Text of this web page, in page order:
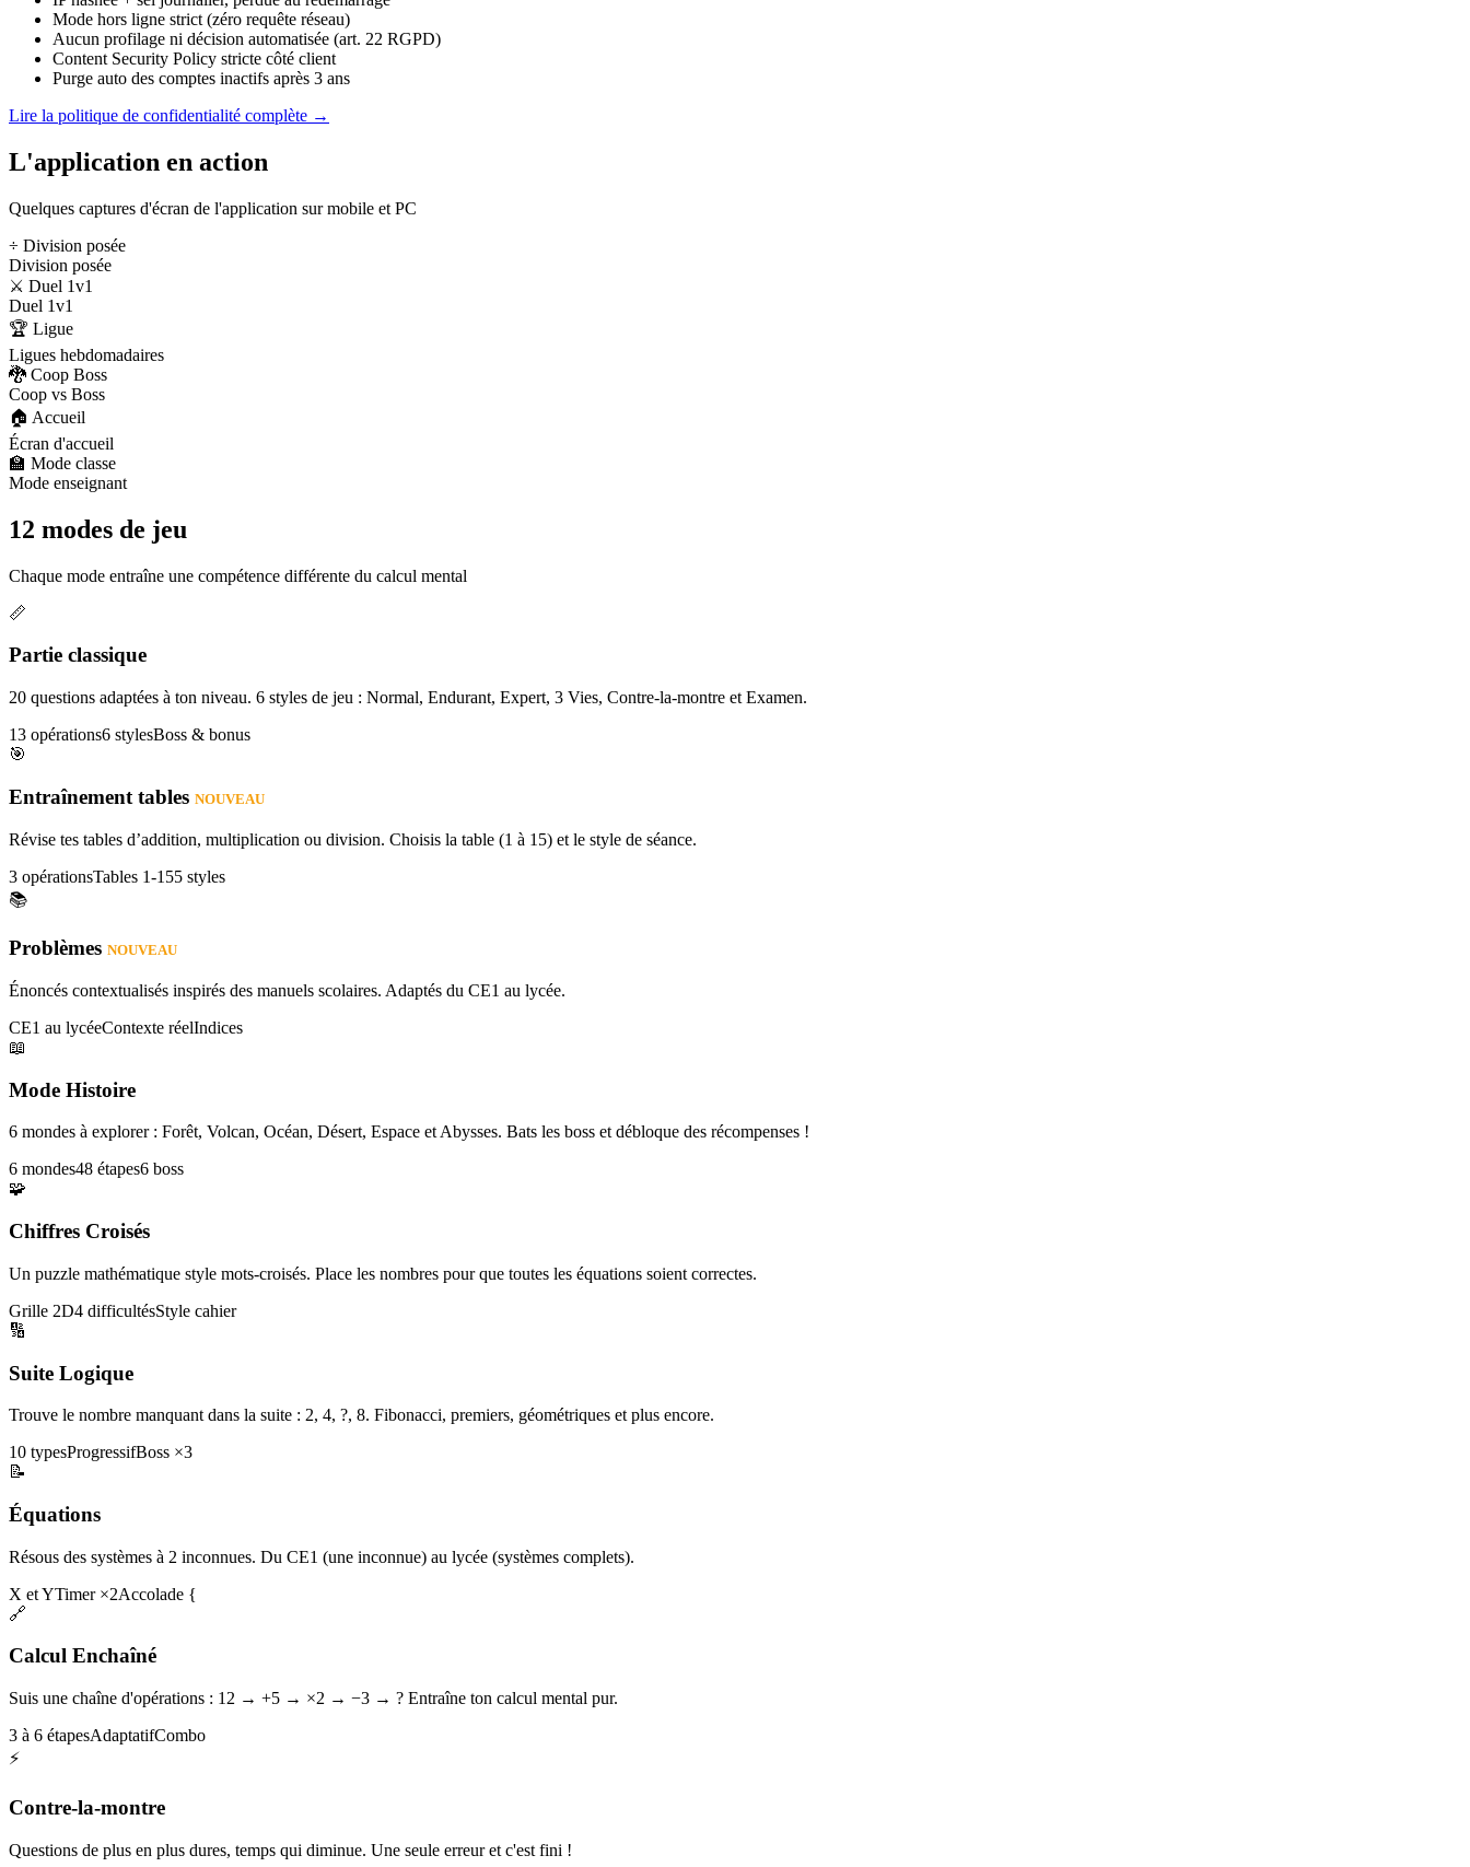
Mode hors ligne strict (zéro requête réseau)
Aucun profilage ni décision automatisée (art. 22 RGPD)
Content Security Policy stricte côté client
Purge auto des comptes inactifs après 3 ans
Lire la politique de confidentialité complète →
L'application en action
Quelques captures d'écran de l'application sur mobile et PC
÷ Division posée
Division posée
⚔️ Duel 1v1
Duel 1v1
🏆 Ligue
Ligues hebdomadaires
🐉 Coop Boss
Coop vs Boss
🏠 Accueil
Écran d'accueil
🏫 Mode classe
Mode enseignant
12 modes de jeu
Chaque mode entraîne une compétence différente du calcul mental
📏
Partie classique
20 questions adaptées à ton niveau. 6 styles de jeu : Normal, Endurant, Expert, 3 Vies, Contre-la-montre et Examen.
13 opérations6 stylesBoss & bonus
🎯
Entraînement tables NOUVEAU
Révise tes tables d’addition, multiplication ou division. Choisis la table (1 à 15) et le style de séance.
3 opérationsTables 1-155 styles
📚
Problèmes NOUVEAU
Énoncés contextualisés inspirés des manuels scolaires. Adaptés du CE1 au lycée.
CE1 au lycéeContexte réelIndices
📖
Mode Histoire
6 mondes à explorer : Forêt, Volcan, Océan, Désert, Espace et Abysses. Bats les boss et débloque des récompenses !
6 mondes48 étapes6 boss
🧩
Chiffres Croisés
Un puzzle mathématique style mots-croisés. Place les nombres pour que toutes les équations soient correctes.
Grille 2D4 difficultésStyle cahier
🔢
Suite Logique
Trouve le nombre manquant dans la suite : 2, 4, ?, 8. Fibonacci, premiers, géométriques et plus encore.
10 typesProgressifBoss ×3
📝
Équations
Résous des systèmes à 2 inconnues. Du CE1 (une inconnue) au lycée (systèmes complets).
X et YTimer ×2Accolade {
🔗
Calcul Enchaîné
Suis une chaîne d'opérations : 12 → +5 → ×2 → −3 → ? Entraîne ton calcul mental pur.
3 à 6 étapesAdaptatifCombo
⚡
Contre-la-montre
Questions de plus en plus dures, temps qui diminue. Une seule erreur et c'est fini !